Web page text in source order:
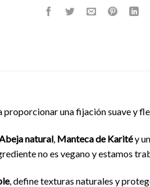
proporcionar una fijación suave y
natural, Manteca de Karitéy
no es vegano y estamos
, define texturas naturales y